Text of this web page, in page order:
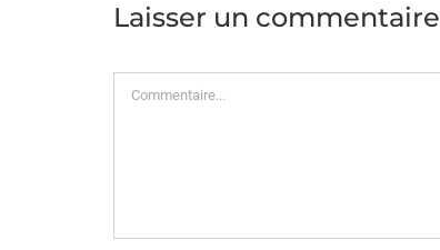
Laisser un commentaire